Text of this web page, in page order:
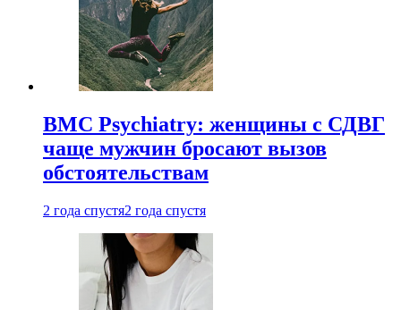
BMC Psychiatry: женщины с СДВГ
чаще мужчин бросают вызов
обстоятельствам
2 года спустя2 года спустя